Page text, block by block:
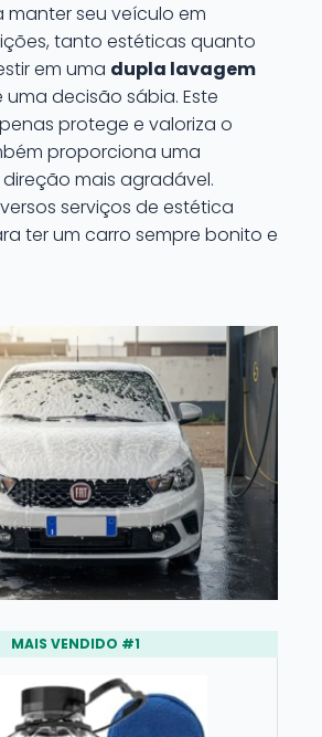
manter seu veículo em
tanto estéticas quanto
em uma dupla lavagem
uma decisão sábia. Este
protege e valoriza o
proporciona uma
mais agradável.
serviços de estética
ter um carro sempre bonito e
MAIS VENDIDO #1